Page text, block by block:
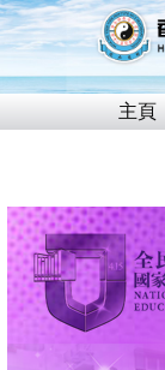
主頁